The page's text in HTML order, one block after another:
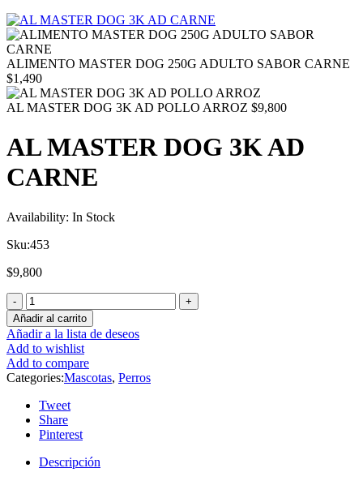
ALIMENTO MASTER DOG 250G ADULTO SABOR CARNE
$1,490
AL MASTER DOG 3K AD POLLO ARROZ $9,800
AL MASTER DOG 3K AD
CARNE
Availability: In Stock
Sku:453
$9,800
Añadir al carrito
Añadir a la lista de deseos
Add to wishlist
Add to compare
Categories:Mascotas, Perros
Tweet
Share
Pinterest
Descripción